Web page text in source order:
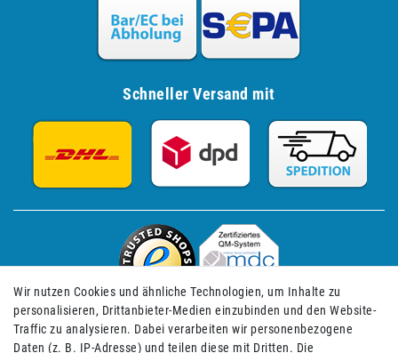
Schneller Versand mit
Wir nutzen Cookies und ähnliche Technologien, um Inhalte zu
personalisieren, Drittanbieter-Medien einzubinden und den Website-
Traffic zu analysieren. Dabei verarbeiten wir personenbezogene
Daten (z. B. IP-Adresse) und teilen diese mit Dritten. Die